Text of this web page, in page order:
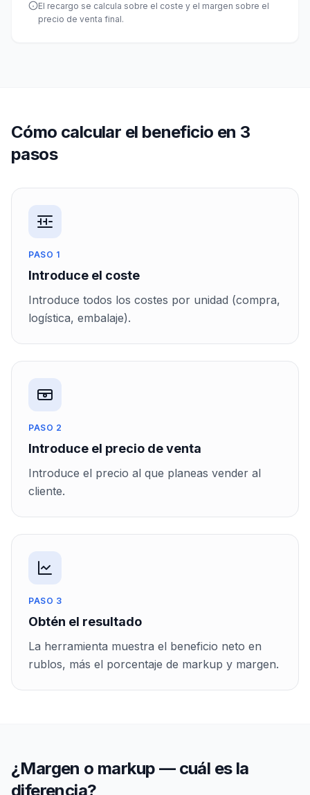
El recargo se calcula sobre el coste y el margen sobre el
precio de venta final.
Cómo calcular el beneficio en 3
pasos
PASO 1
Introduce el coste
Introduce todos los costes por unidad (compra,
logística, embalaje).
PASO 2
Introduce el precio de venta
Introduce el precio al que planeas vender al
cliente.
PASO 3
Obtén el resultado
La herramienta muestra el beneficio neto en
rublos, más el porcentaje de markup y margen.
¿Margen o markup — cuál es la
diferencia?